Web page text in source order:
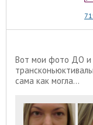
Вот мои фото ДО и
сама как могла...